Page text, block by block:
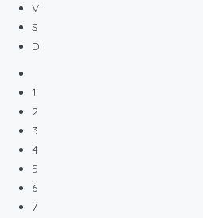
V
S
D
1
2
3
4
5
6
7